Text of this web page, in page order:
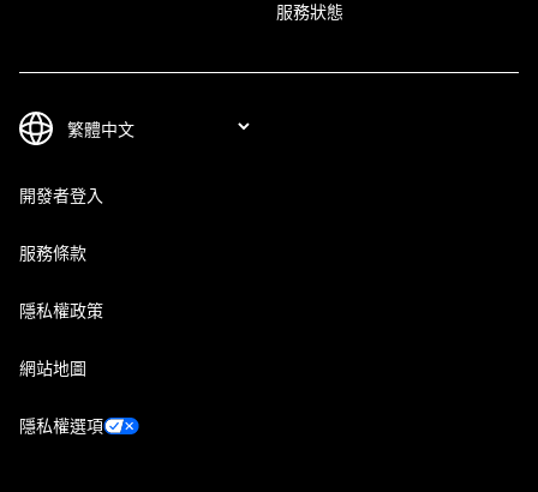
服務狀態
開發者登入
服務條款
隱私權政策
網站地圖
隱私權選項